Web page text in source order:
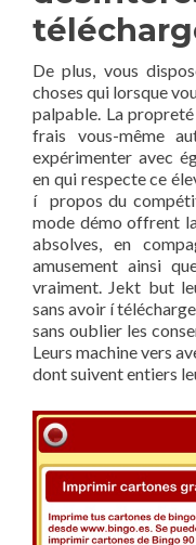
De plus, vous
choses qui lorsque
palpable. La
frais vous-même
expérimenter avec
en qui respecte ce
í propos du
mode démo offrent
absolves, en
amusement ainsi
vraiment. Jekt but
sans avoir í
sans oublier les
Leurs machine vers
dont suivent entiers